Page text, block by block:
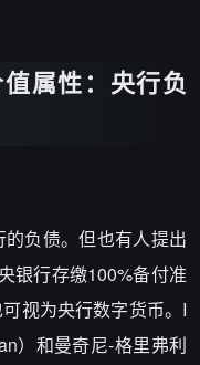
属性：央行负
负债。但也有人提出
银行存缴100%备付准
视为央行数字货币。I
）和曼奇尼-格里弗利